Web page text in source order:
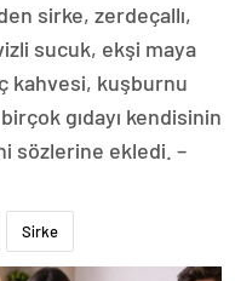
sirke, zerdeçallı,
sucuk, ekşi maya
kahvesi, kuşburnu
gıdayı kendisinin
sözlerine ekledi. –
Sirke